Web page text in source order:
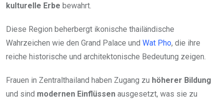
kulturelle Erbe bewahrt.
Diese Region beherbergt ikonische thailändische
Wahrzeichen wie den Grand Palace und Wat Pho, die ihre
reiche historische und architektonische Bedeutung zeigen.
Frauen in Zentralthailand haben Zugang zu höherer Bildung
und sind modernen Einflüssen ausgesetzt, was sie zu